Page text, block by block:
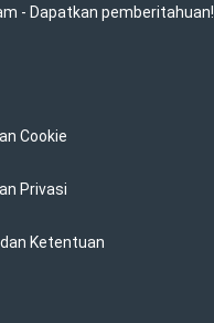
- Dapatkan pemberitahuan!
Cookie
Privasi
Ketentuan